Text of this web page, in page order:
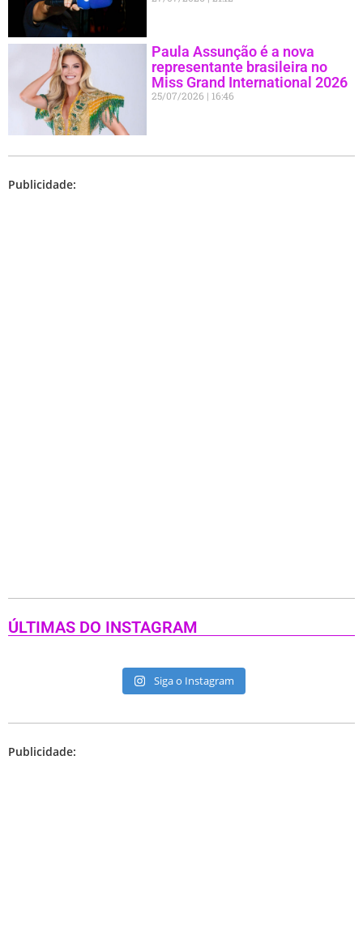
Paula Assunção é a nova
representante brasileira no
Miss Grand International 2026
25/07/2026 16:46
Publicidade:
ÚLTIMAS DO INSTAGRAM
Siga o Instagram
Publicidade: